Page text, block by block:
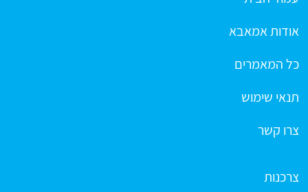
אודות אמאבא
כל המאמרים
תנאי שימוש
צרו קשר
צרכנות